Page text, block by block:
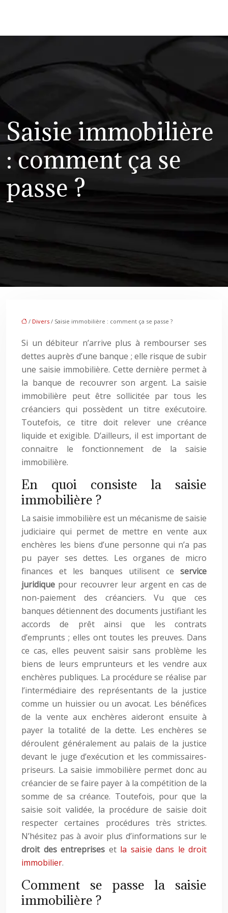
Saisie immobilière
: comment ça se
passe ?
/ Divers / Saisie immobilière : comment ça se passe ?
Si un débiteur n’arrive plus à rembourser ses
dettes auprès d’une banque ; elle risque de subir
une saisie immobilière. Cette dernière permet à
la banque de recouvrer son argent. La saisie
immobilière peut être sollicitée par tous les
créanciers qui possèdent un titre exécutoire.
Toutefois, ce titre doit relever une créance
liquide et exigible. D’ailleurs, il est important de
connaitre le fonctionnement de la saisie
immobilière.
En quoi consiste la saisie
immobilière ?
La saisie immobilière est un mécanisme de saisie
judiciaire qui permet de mettre en vente aux
enchères les biens d’une personne qui n’a pas
pu payer ses dettes. Les organes de micro
finances et les banques utilisent ce service
juridique pour recouvrer leur argent en cas de
non-paiement des créanciers. Vu que ces
banques détiennent des documents justifiant les
accords de prêt ainsi que les contrats
d’emprunts ; elles ont toutes les preuves. Dans
ce cas, elles peuvent saisir sans problème les
biens de leurs emprunteurs et les vendre aux
enchères publiques. La procédure se réalise par
l’intermédiaire des représentants de la justice
comme un huissier ou un avocat. Les bénéfices
de la vente aux enchères aideront ensuite à
payer la totalité de la dette. Les enchères se
déroulent généralement au palais de la justice
devant le juge d’exécution et les commissaires-
priseurs. La saisie immobilière permet donc au
créancier de se faire payer à la compétition de la
somme de sa créance. Toutefois, pour que la
saisie soit validée, la procédure de saisie doit
respecter certaines procédures très strictes.
N’hésitez pas à avoir plus d’informations sur le
droit des entreprises et la saisie dans le droit
immobilier.
Comment se passe la saisie
immobilière ?